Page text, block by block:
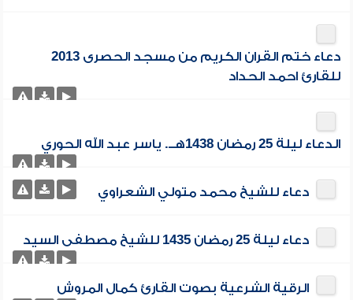
دعاء ختم القران الكريم من مسجد الحصرى 2013
للقارئ احمد الحداد
الدعاء ليلة 25 رمضان 1438هــ. ياسر عبد الله الحوري
دعاء للشيخ محمد متولي الشعراوي
دعاء ليلة 25 رمضان 1435 للشيخ مصطفى السيد
الرقية الشرعية بصوت القارئ كمال المروش